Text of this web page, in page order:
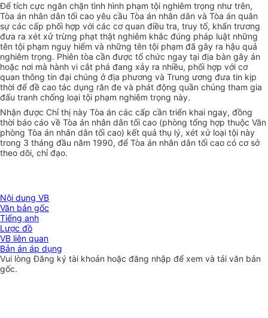
Để tích cực ngăn chặn tình hình phạm tội nghiêm trọng như trên,
Tòa án nhân dân tối cao yêu cầu Tòa án nhân dân và Tòa án quân
sự các cấp phối hợp với các cơ quan điều tra, truy tố, khẩn trương
đưa ra xét xử trừng phạt thật nghiêm khắc đúng pháp luật những
tên tội phạm nguy hiểm và những tên tội phạm đã gây ra hậu quả
nghiêm trọng. Phiên tòa cần được tổ chức ngay tại địa bàn gây án
hoặc nơi mà hành vi cắt phá đang xảy ra nhiều, phối hợp với cơ
quan thông tin đại chúng ở địa phương và Trung ương đưa tin kịp
thời để đề cao tác dụng răn đe và phát động quần chúng tham gia
đấu tranh chống loại tội phạm nghiêm trọng này.
Nhận được Chỉ thị này Tòa án các cấp cần triển khai ngay, đồng
thời báo cáo về Tòa án nhân dân tối cao (phòng tổng hợp thuộc Văn
phòng Tòa án nhân dân tối cao) kết quả thụ lý, xét xử loại tội này
trong 3 tháng đầu năm 1990, để Tòa án nhân dân tối cao có cơ sở
theo dõi, chỉ đạo.
Nội dung VB
Văn bản gốc
Tiếng anh
Lược đồ
VB liên quan
Bản án áp dụng
Vui lòngĐăng ký tài khoản hoặc đăng nhập để xem và tải văn bản
gốc.